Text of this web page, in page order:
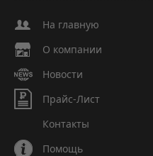
На главную
О компании
Новости
Прайс-Лист
Контакты
Помощь